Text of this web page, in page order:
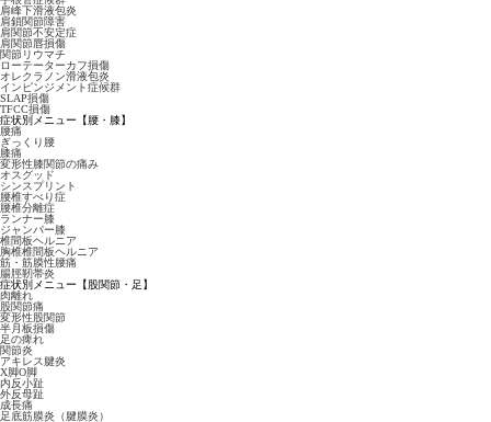
肩峰下滑液包炎
肩鎖関節障害
肩関節不安定症
肩関節唇損傷
関節リウマチ
ローテーターカフ損傷
オレクラノン滑液包炎
インピンジメント症候群
SLAP損傷
TFCC損傷
症状別メニュー【腰・膝】
腰痛
ぎっくり腰
膝痛
変形性膝関節の痛み
オスグッド
シンスプリント
腰椎すべり症
腰椎分離症
ランナー膝
ジャンパー膝
椎間板ヘルニア
胸椎椎間板ヘルニア
筋・筋膜性腰痛
腸脛靭帯炎
症状別メニュー【股関節・足】
肉離れ
股関節痛
変形性股関節
半月板損傷
足の痺れ
関節炎
アキレス腱炎
X脚O脚
内反小趾
外反母趾
成長痛
足底筋膜炎（腱膜炎）